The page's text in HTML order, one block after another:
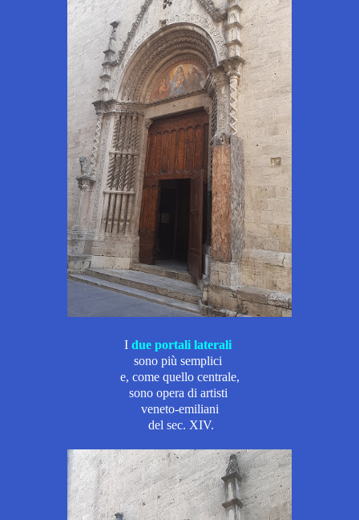
I due portali laterali
sono più semplici
e, come quello centrale,
sono opera di artisti
veneto-emiliani
del sec. XIV.